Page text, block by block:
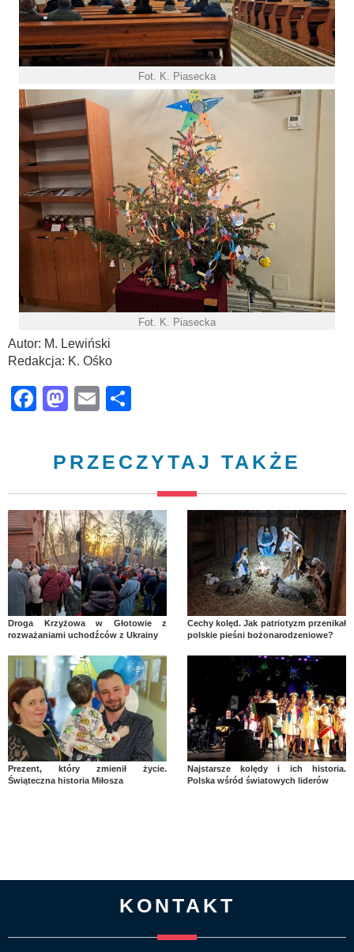
Fot. K. Piasecka
Fot. K. Piasecka
Autor: M. Lewiński
Redakcja: K. Ośko
Facebook
Mastodon
Email
PRZECZYTAJ TAKŻE
Droga Krzyżowa w Głotowie z
rozważaniami uchodźców z Ukrainy
Cechy kolęd. Jak patriotyzm przenikał
polskie pieśni bożonarodzeniowe?
Prezent, który zmienił życie.
Świąteczna historia Miłosza
Najstarsze kolędy i ich historia.
Polska wśród światowych liderów
KONTAKT